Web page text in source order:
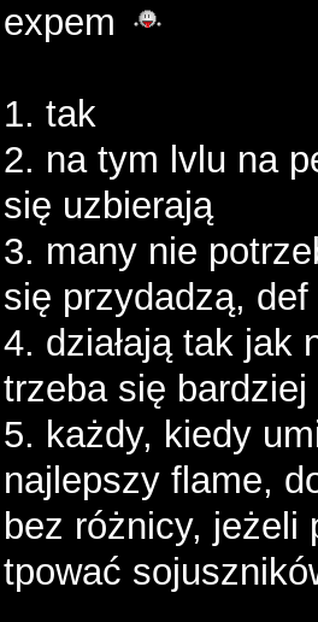
expem
1. tak
2. na tym lvlu na
się uzbierają
3. many nie
się przydadzą,
4. działają tak jak
trzeba się
5. każdy, kiedy
najlepszy flame,
bez różnicy, jeżeli
tpować